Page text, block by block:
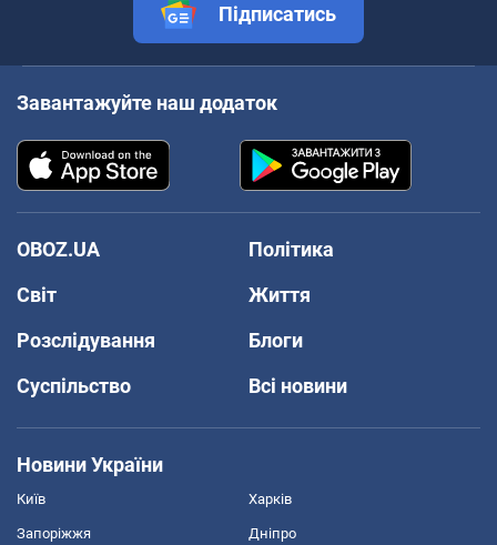
Підписатись
Завантажуйте наш додаток
OBOZ.UA
Політика
Світ
Життя
Розслідування
Блоги
Суспільство
Всі новини
Новини України
Київ Харків
Запоріжжя Дніпро